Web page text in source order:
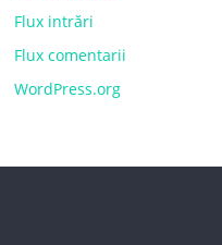
Flux intrări
Flux comentarii
WordPress.org